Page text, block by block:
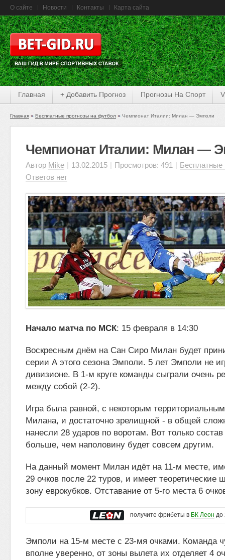
О сайте Новости Контакты Карта сайта
Главная + Добавить Прогноз Прогнозы На Спорт
Главная Бесплатные прогнозы на футбол Чемпионат Италии: Милан — Эмполи
Чемпионат Италии: Милан —
Автор Mike | 13.02.2015 | Просмотров: 491 | Бесплатные
Ответов нет
Начало матча по МСК: 15 февраля в 14:30
Воскресным днём на Сан Сиро Милан будет
серии А этого сезона Эмполи. 5 лет Эмполи не
дивизионе. В 1-м круге команды сыграли очень
между собой (2-2).
Игра была равной, с некоторым
Милана, и достаточно зрелищной - в общей
нанесли 28 ударов по воротам. Вот только
больше, чем наполовину будет совсем другим.
На данный момент Милан идёт на 11-м месте,
29 очков после 22 туров, и имеет теоретические
зону еврокубков. Отставание от 5-го места 6
получите фрибеты в БК Леон до
Эмполи на 15-м месте с 23-мя очками. Команда
вполне уверенно, от зоны вылета их отделяет 4